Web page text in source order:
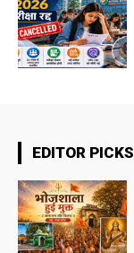
EDITOR PICKS